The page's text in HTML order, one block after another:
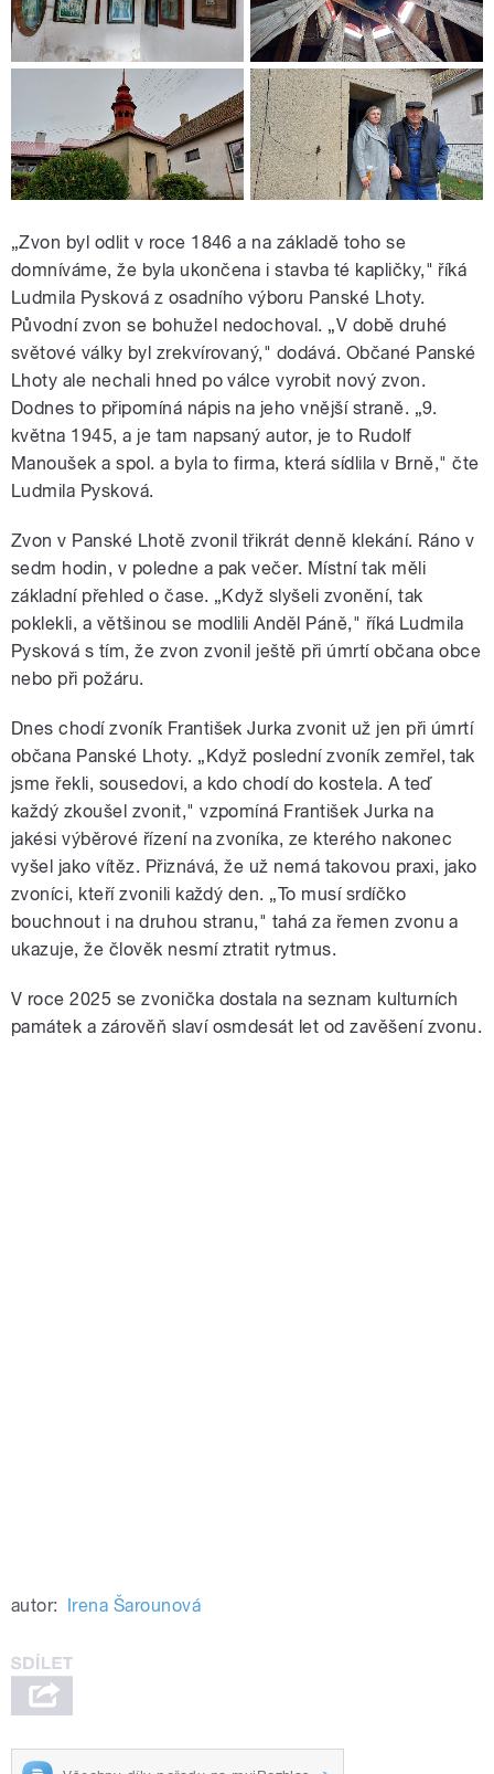
„Zvon byl odlit v roce 1846 a na základě toho se
domníváme, že byla ukončena i stavba té kapličky," říká
Ludmila Pysková z osadního výboru Panské Lhoty.
Původní zvon se bohužel nedochoval. „V době druhé
světové války byl zrekvírovaný," dodává. Občané Panské
Lhoty ale nechali hned po válce vyrobit nový zvon.
Dodnes to připomíná nápis na jeho vnější straně. „9.
května 1945, a je tam napsaný autor, je to Rudolf
Manoušek a spol. a byla to firma, která sídlila v Brně," čte
Ludmila Pysková.
Zvon v Panské Lhotě zvonil třikrát denně klekání. Ráno v
sedm hodin, v poledne a pak večer. Místní tak měli
základní přehled o čase. „Když slyšeli zvonění, tak
poklekli, a většinou se modlili Anděl Páně," říká Ludmila
Pysková s tím, že zvon zvonil ještě při úmrtí občana obce
nebo při požáru.
Dnes chodí zvoník František Jurka zvonit už jen při úmrtí
občana Panské Lhoty. „Když poslední zvoník zemřel, tak
jsme řekli, sousedovi, a kdo chodí do kostela. A teď
každý zkoušel zvonit," vzpomíná František Jurka na
jakési výběrové řízení na zvoníka, ze kterého nakonec
vyšel jako vítěz. Přiznává, že už nemá takovou praxi, jako
zvoníci, kteří zvonili každý den. „To musí srdíčko
bouchnout i na druhou stranu," tahá za řemen zvonu a
ukazuje, že člověk nesmí ztratit rytmus.
V roce 2025 se zvonička dostala na seznam kulturních
památek a zárověň slaví osmdesát let od zavěšení zvonu.
autor: Irena Šarounová